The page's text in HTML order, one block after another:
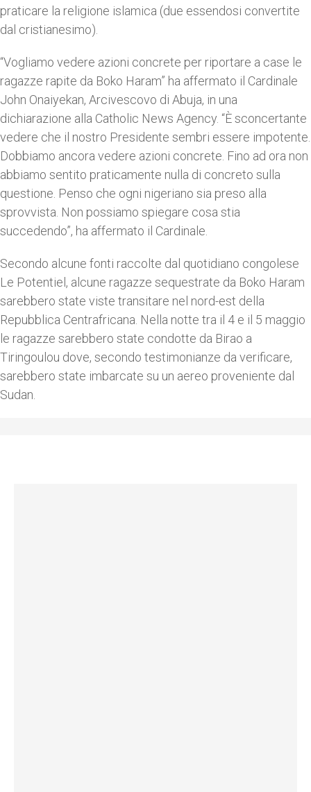
praticare la religione islamica (due essendosi convertite
dal cristianesimo).
“Vogliamo vedere azioni concrete per riportare a case le
ragazze rapite da Boko Haram” ha affermato il Cardinale
John Onaiyekan, Arcivescovo di Abuja, in una
dichiarazione alla Catholic News Agency. “È sconcertante
vedere che il nostro Presidente sembri essere impotente.
Dobbiamo ancora vedere azioni concrete. Fino ad ora non
abbiamo sentito praticamente nulla di concreto sulla
questione. Penso che ogni nigeriano sia preso alla
sprovvista. Non possiamo spiegare cosa stia
succedendo”, ha affermato il Cardinale.
Secondo alcune fonti raccolte dal quotidiano congolese
Le Potentiel, alcune ragazze sequestrate da Boko Haram
sarebbero state viste transitare nel nord-est della
Repubblica Centrafricana. Nella notte tra il 4 e il 5 maggio
le ragazze sarebbero state condotte da Birao a
Tiringoulou dove, secondo testimonianze da verificare,
sarebbero state imbarcate su un aereo proveniente dal
Sudan.